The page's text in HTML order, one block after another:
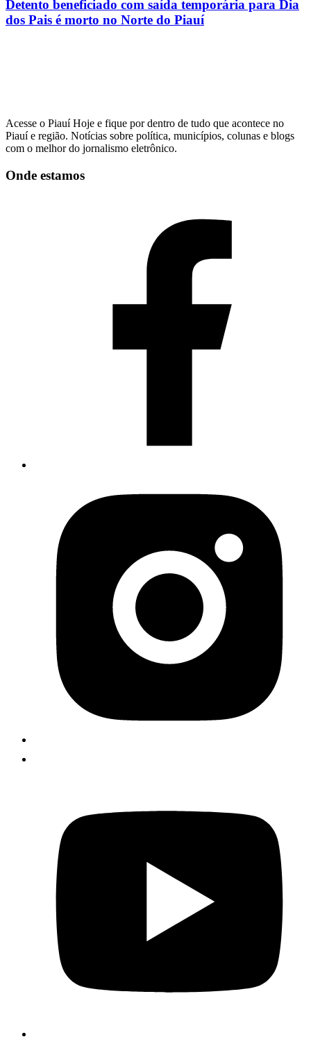
Detento beneficiado com saída temporária para Dia
dos Pais é morto no Norte do Piauí
Acesse o Piauí Hoje e fique por dentro de tudo que acontece no
Piauí e região. Notícias sobre política, municípios, colunas e blogs
com o melhor do jornalismo eletrônico.
Onde estamos